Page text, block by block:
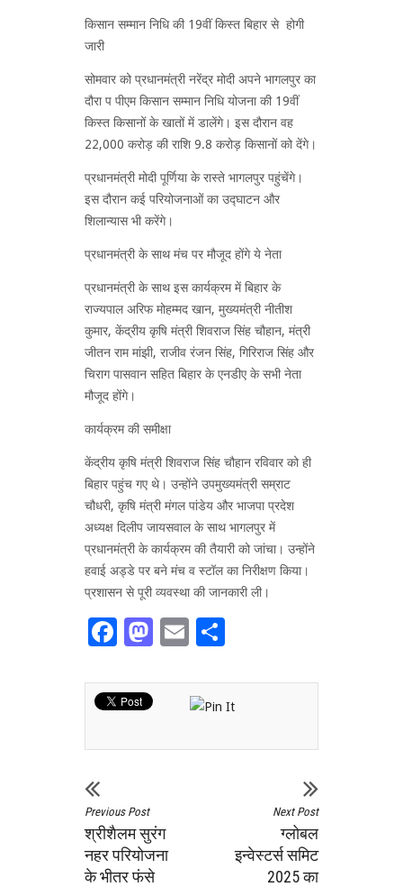
किसान सम्मान निधि की 19वीं किस्त बिहार से होगी
जारी
सोमवार को प्रधानमंत्री नरेंद्र मोदी अपने भागलपुर का
दौरा प पीएम किसान सम्मान निधि योजना की 19वीं
किस्त किसानों के खातों में डालेंगे। इस दौरान वह
22,000 करोड़ की राशि 9.8 करोड़ किसानों को देंगे।
प्रधानमंत्री मोदी पूर्णिया के रास्ते भागलपुर पहुंचेंगे।
इस दौरान कई परियोजनाओं का उद्घाटन और
शिलान्यास भी करेंगे।
प्रधानमंत्री के साथ मंच पर मौजूद होंगे ये नेता
प्रधानमंत्री के साथ इस कार्यक्रम में बिहार के
राज्यपाल अरिफ मोहम्मद खान, मुख्यमंत्री नीतीश
कुमार, केंद्रीय कृषि मंत्री शिवराज सिंह चौहान, मंत्री
जीतन राम मांझी, राजीव रंजन सिंह, गिरिराज सिंह और
चिराग पासवान सहित बिहार के एनडीए के सभी नेता
मौजूद होंगे।
कार्यक्रम की समीक्षा
केंद्रीय कृषि मंत्री शिवराज सिंह चौहान रविवार को ही
बिहार पहुंच गए थे। उन्होंने उपमुख्यमंत्री सम्राट
चौधरी, कृषि मंत्री मंगल पांडेय और भाजपा प्रदेश
अध्यक्ष दिलीप जायसवाल के साथ भागलपुर में
प्रधानमंत्री के कार्यक्रम की तैयारी को जांचा। उन्होंने
हवाई अड्डे पर बने मंच व स्टॉल का निरीक्षण किया।
प्रशासन से पूरी व्यवस्था की जानकारी ली।
Facebook
Mastodon
Email
Previous Post
श्रीशैलम सुरंग
नहर परियोजना
के भीतर फंसे
Next Post
ग्लोबल
इन्वेस्टर्स समिट
2025 का